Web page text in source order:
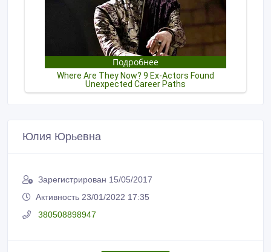
Юлия Юрьевна
Зарегистрирован 15/05/2017
Активность 23/01/2022 17:35
380508898947